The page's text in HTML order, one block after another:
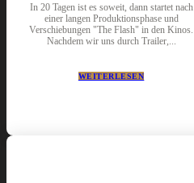
In 20 Tagen ist es soweit, dann startet nach
einer langen Produktionsphase und
Verschiebungen "The Flash" in den Kinos.
Nachdem wir uns durch Trailer,...
WEITERLESEN